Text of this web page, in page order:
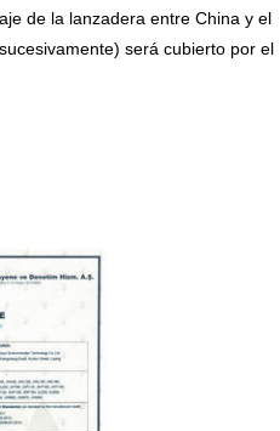
de la lanzadera entre China y el
será cubierto por el